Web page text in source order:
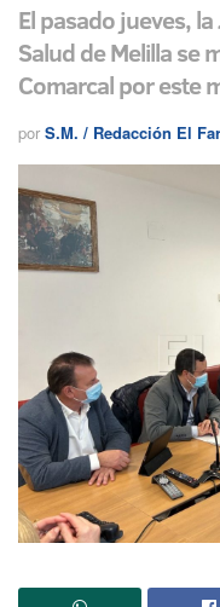
El pasado jueves,
Salud de Melilla se
Comarcal por este
por S.M. / Redacción El